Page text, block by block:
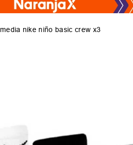
2
zapatillas
3.
basquet
media nike niño basic crew x3